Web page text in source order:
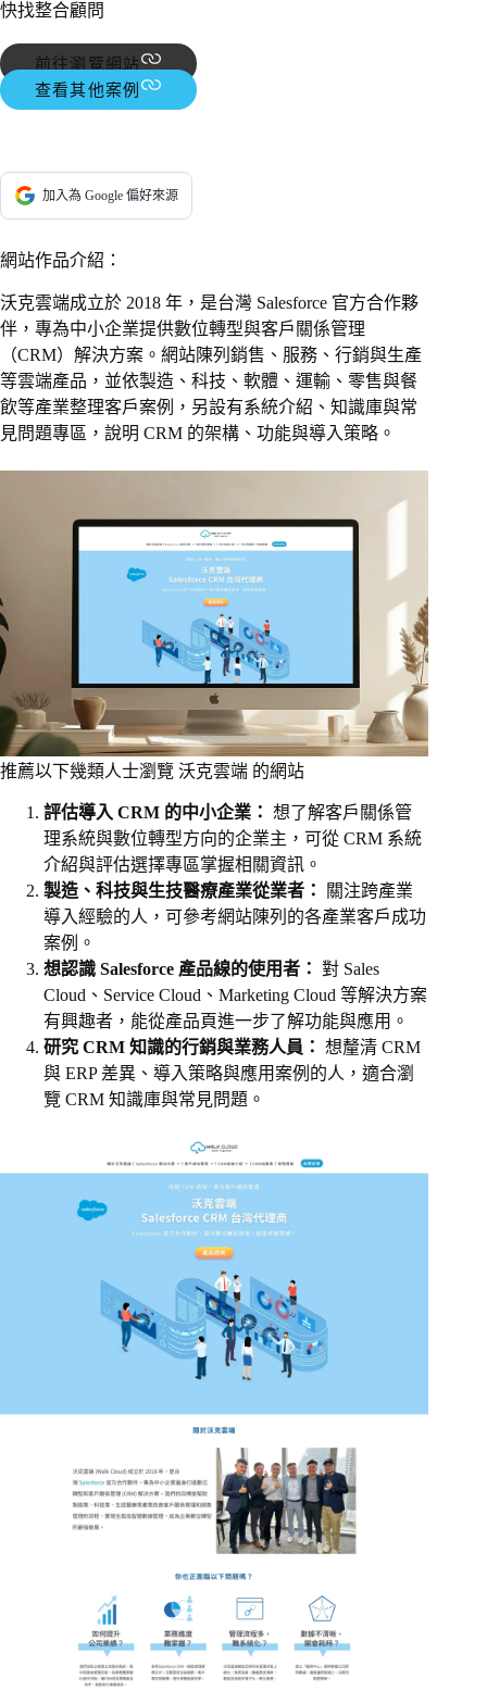
加入為 Google 偏好來源
網站作品介紹：
沃克雲端成立於 2018 年，是台灣 Salesforce 官方合作夥
伴，專為中小企業提供數位轉型與客戶關係管理
（CRM）解決方案。網站陳列銷售、服務、行銷與生產
等雲端產品，並依製造、科技、軟體、運輸、零售與餐
飲等產業整理客戶案例，另設有系統介紹、知識庫與常
見問題專區，說明 CRM 的架構、功能與導入策略。
推薦以下幾類人士瀏覽 沃克雲端 的網站
評估導入 CRM 的中小企業： 想了解客戶關係管
理系統與數位轉型方向的企業主，可從 CRM 系統
介紹與評估選擇專區掌握相關資訊。
製造、科技與生技醫療產業從業者：
關注跨產業
導入經驗的人，可參考網站陳列的各產業客戶成功
案例。
想認識 Salesforce 產品線的使用者： 對 Sales
Cloud、Service Cloud、Marketing Cloud 等解決方案
有興趣者，能從產品頁進一步了解功能與應用。
研究 CRM 知識的行銷與業務人員： 想釐清 CRM
與 ERP 差異、導入策略與應用案例的人，適合瀏
覽 CRM 知識庫與常見問題。
快找整合顧問
前往瀏覽網站
查看其他案例